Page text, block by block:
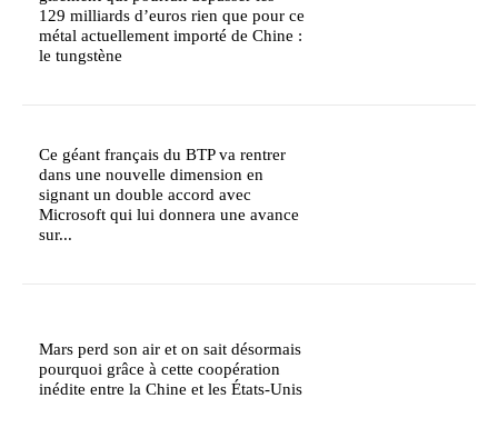
129 milliards d’euros rien que pour ce
métal actuellement importé de Chine :
le tungstène
Ce géant français du BTP va rentrer
dans une nouvelle dimension en
signant un double accord avec
Microsoft qui lui donnera une avance
sur...
Mars perd son air et on sait désormais
pourquoi grâce à cette coopération
inédite entre la Chine et les États-Unis